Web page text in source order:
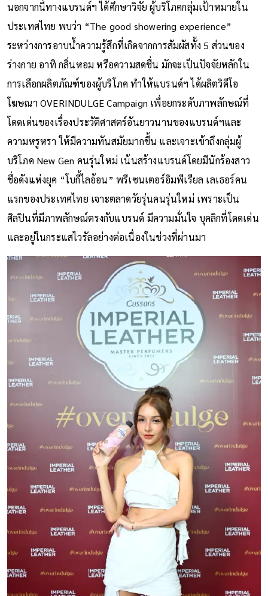
นอกจากนี้ทางแบรนด์ฯ ได้ศึกษาวิจัย ผู้บริโภคกลุ่มเป้าหมายใน
ประเทศไทย พบว่า “The good showering experience”
ระหว่างการอาบน้ำความรู้สึกที่เกิดจากการสัมผัสทั้ง 5 ส่วนของ
ร่างกาย อาทิ กลิ่นหอม หรือความสดชื่น มักจะเป็นปัจจัยหลักใน
การเลือกผลิตภัณฑ์ของผู้บริโภค ทำให้แบรนด์ฯ ได้ผลิตวิดีโอ
โฆษณา OVERINDULGE Campaign เพื่อยกระดับภาพลักษณ์ที่
โดดเด่นของเรื่องประวัติศาสตร์อันยาวนานของแบรนด์ฯและ
ความหรูหรา ให้มีความทันสมัยมากขึ้น และเจาะเข้าถึงกลุ่มผู้
บริโภค New Gen คนรุ่นใหม่ เน้นสร้างแบรนด์โดยมีนักร้องสาว
ชื่อดังแห่งยุค “โบกี้ไลอ้อน” พรีเซนเตอร์อิมพีเรียล เลเธอร์คน
แรกของประเทศไทย เจาะตลาดวัยรุ่นคนรุ่นใหม่ เพราะเป็น
ศิลปินที่มีภาพลักษณ์ตรงกับแบรนด์ มีความมั่นใจ บุคลิกที่โดดเด่น
และอยู่ในกระแสไวรัลอย่างต่อเนื่องในช่วงที่ผ่านมา